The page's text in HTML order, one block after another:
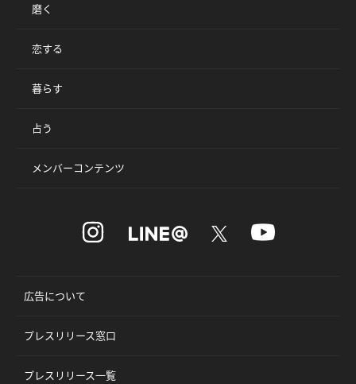
磨く
恋する
暮らす
占う
メンバーコンテンツ
広告について
プレスリリース窓口
プレスリリース一覧